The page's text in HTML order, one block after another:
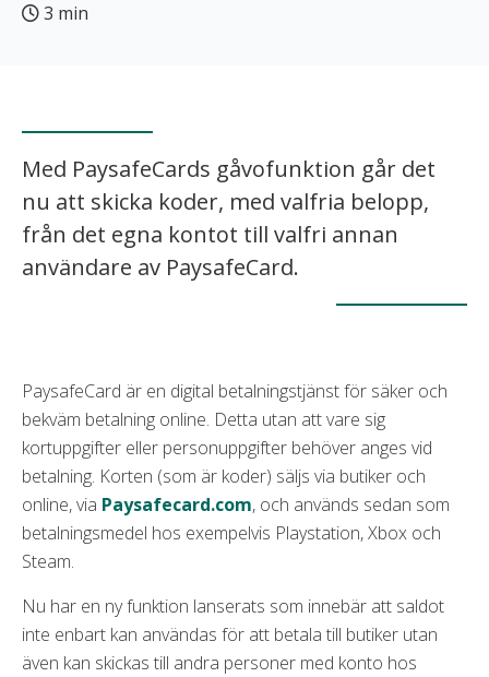
3 min
Med PaysafeCards gåvofunktion går det
nu att skicka koder, med valfria belopp,
från det egna kontot till valfri annan
användare av PaysafeCard.
PaysafeCard är en digital betalningstjänst för säker och
bekväm betalning online. Detta utan att vare sig
kortuppgifter eller personuppgifter behöver anges vid
betalning. Korten (som är koder) säljs via butiker och
online, via Paysafecard.com, och används sedan som
betalningsmedel hos exempelvis Playstation, Xbox och
Steam.
Nu har en ny funktion lanserats som innebär att saldot
inte enbart kan användas för att betala till butiker utan
även kan skickas till andra personer med konto hos